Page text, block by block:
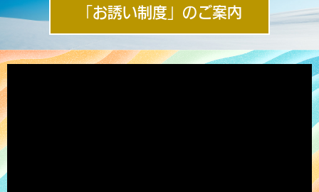
「お誘い制度」のご案内